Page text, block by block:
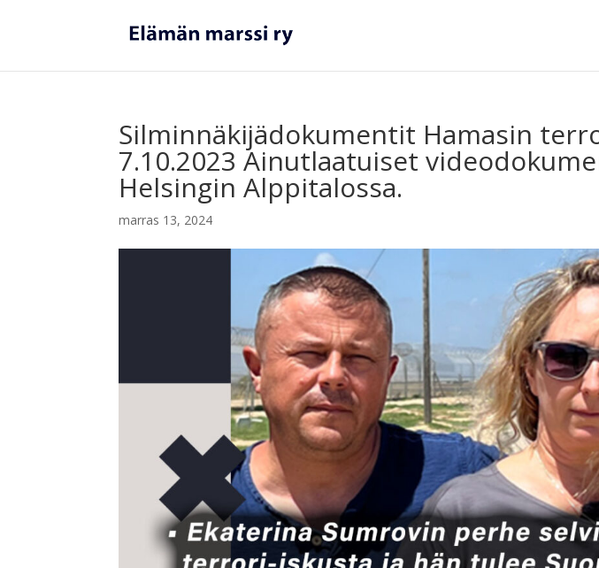
Silminnäkijädokumentit Hamasin
7.10.2023 Ainutlaatuiset
Helsingin Alppitalossa.
marras 13, 2024